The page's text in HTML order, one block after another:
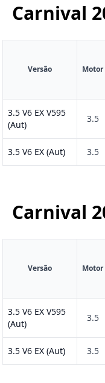
Carnival
Versão Motor
3.5 V6 EX V595
(Aut)
3.5
3.5 V6 EX (Aut) 3.5
Carnival
Versão Motor
3.5 V6 EX V595
(Aut)
3.5
3.5 V6 EX (Aut) 3.5